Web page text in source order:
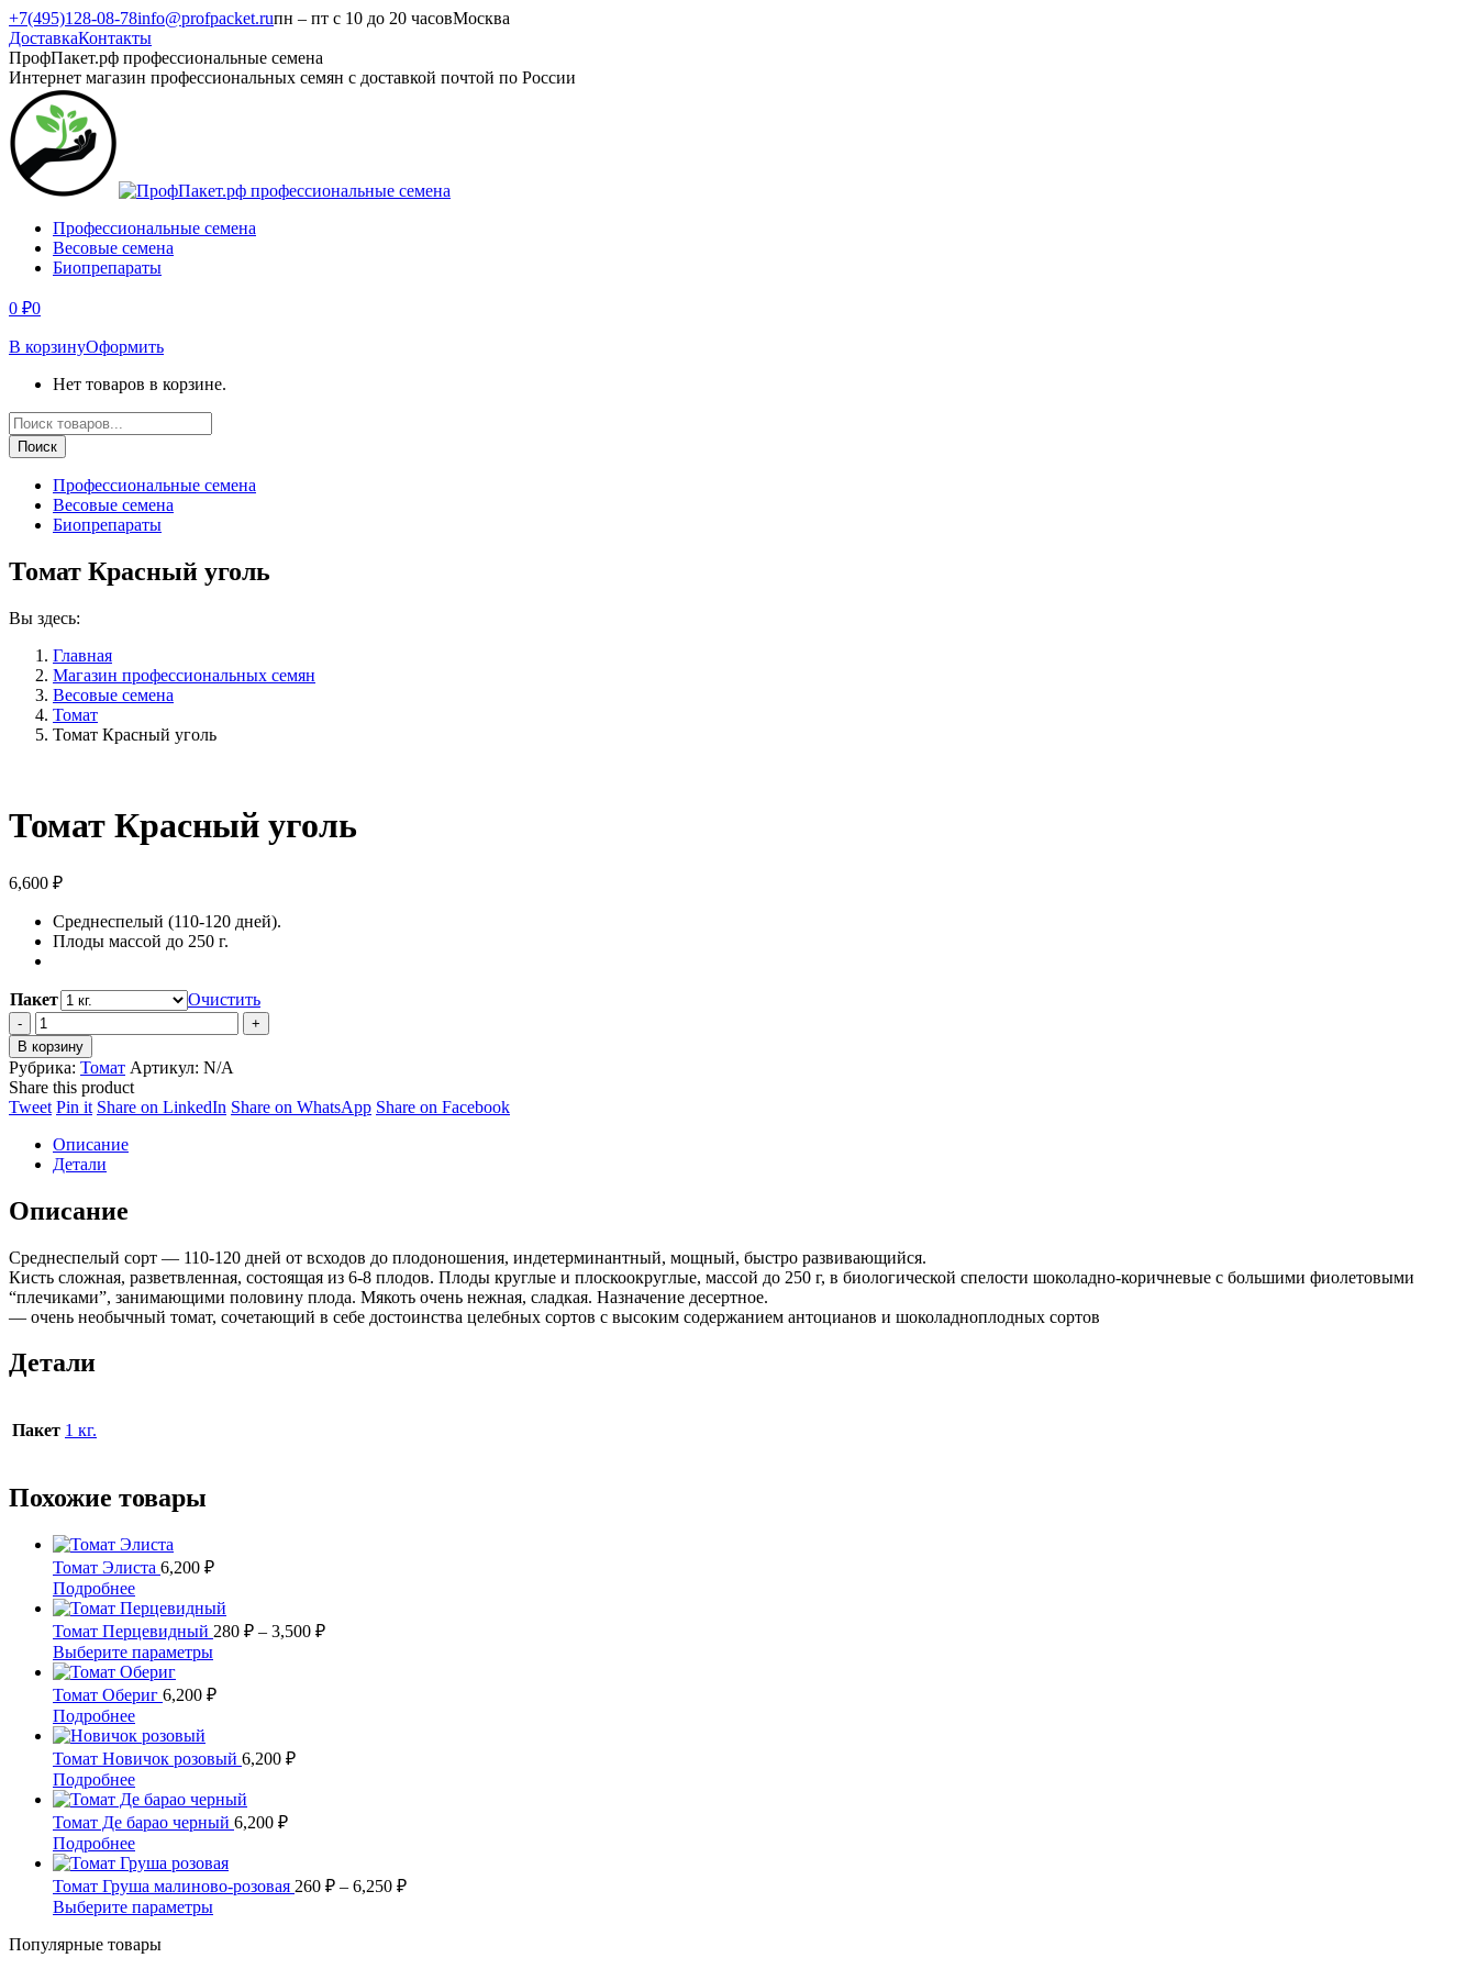
Перейти
к
содержанию
+7(495)128-08-78info@profpacket.ruпн – пт с 10 до 20 часовМосква
ДоставкаКонтакты
Facebook
page
opens
in
new
window
Одноклассники
page
opens
in
new
window
Instagram
page
opens
in
new
window
Вконтакте
page
opens
in
new
window
Viber
page
opens
in
new
window
Whatsapp
page
opens
in
new
window
ПрофПакет.рф профессиональные семена
Интернет магазин профессиональных семян с доставкой почтой по России
Профессиональные семена
Весовые семена
Биопрепараты
0 ₽0
В корзинуОформить
Нет товаров в корзине.
Поиск
товаров
Поиск
Профессиональные семена
Весовые семена
Биопрепараты
Томат Красный уголь
Вы здесь:
Главная
Магазин профессиональных семян
Весовые семена
Томат
Томат Красный уголь
Томат Красный уголь
6,600 ₽
Среднеспелый (110-120 дней).
Плоды массой до 250 г.
Пакет
Очистить
Томат
Красный
уголь
quantity
В корзину
Рубрика: Томат Артикул: N/A
Share this product
TweetShare
Twitter
Pin itShare
Pinterest
Share on LinkedIn Share
Share on WhatsAppShare
Share on FacebookShare
Описание
Детали
Описание
Среднеспелый сорт — 110-120 дней от всходов до плодоношения, индетерминантный, мощный, быстро развивающийся.
Кисть сложная, разветвленная, состоящая из 6-8 плодов. Плоды круглые и плоскоокруглые, массой до 250 г, в биологической спелости шоколадно-коричневые с большими фиолетовыми
“плечиками”, занимающими половину плода. Мякоть очень нежная, сладкая. Назначение десертное.
— очень необычный томат, сочетающий в себе достоинства целебных сортов с высоким содержанием антоцианов и шоколадноплодных сортов
Детали
Пакет 1 кг.
Похожие товары
Томат Элиста 6,200 ₽
ПодробнееЭтот
товар
имеет
несколько
вариаций.
Опции
можно
выбрать
на
странице
товара.
Томат Перцевидный 280 ₽ – 3,500 ₽Диапазон
Выберите параметрыЭтот
имеет
Опции
можно
выбрать
на
странице
Томат Обериг 6,200 ₽
ПодробнееЭтот
товар
имеет
несколько
вариаций.
Опции
можно
выбрать
на
странице
товара.
Томат Новичок розовый 6,200 ₽
ПодробнееЭтот
товар
имеет
несколько
вариаций.
Опции
можно
выбрать
странице
Томат Де барао черный 6,200 ₽
ПодробнееЭтот
товар
имеет
несколько
вариаций.
Опции
Томат Груша малиново-розовая 260 ₽ – 6,250 ₽Диапазон
Выберите параметрыЭтот
Популярные товары